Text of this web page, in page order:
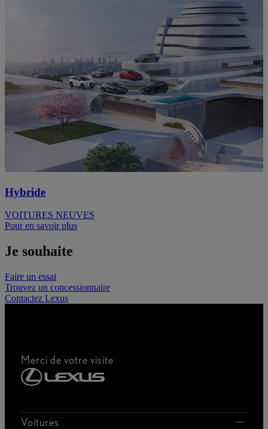
Hybride
VOITURES NEUVES
Pour en savoir plus
Je souhaite
Faire un essai
Trouvez un concessionnaire
Contactez Lexus
Merci de votre visite
Voitures